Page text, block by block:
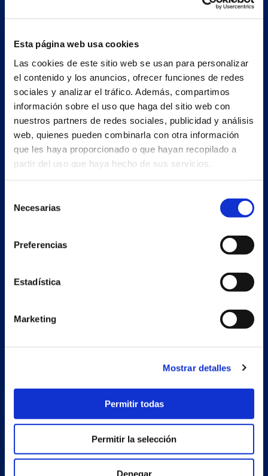
Esta página web usa cookies
Las cookies de este sitio web se usan para personalizar
el contenido y los anuncios, ofrecer funciones de redes
sociales y analizar el tráfico. Además, compartimos
información sobre el uso que haga del sitio web con
nuestros partners de redes sociales, publicidad y análisis
web, quienes pueden combinarla con otra información
que les haya proporcionado o que hayan recopilado a
partir del uso que haya hecho de sus servicios.
Necesarias
Preferencias
Estadística
Marketing
Mostrar detalles
Permitir todas
Permitir la selección
Denegar
Estrada Porto Cabeiro, 68
Pontevedra - España
Work with us